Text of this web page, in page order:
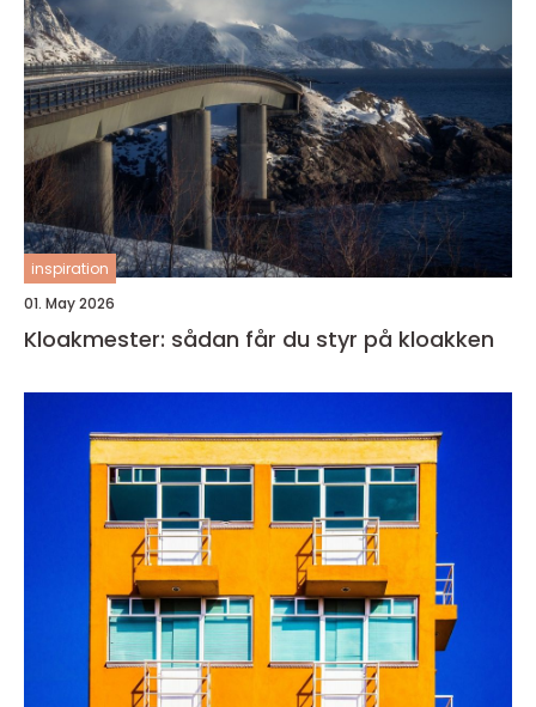
inspiration
01. May 2026
Kloakmester: sådan får du styr på kloakken